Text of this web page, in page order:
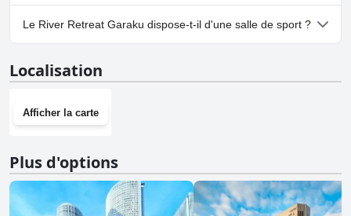
Oui, un parking est disponible à River Retreat Garaku.
Le River Retreat Garaku dispose-t-il d'une salle de sport ?
Localisation
Afficher la carte
Plus d'options